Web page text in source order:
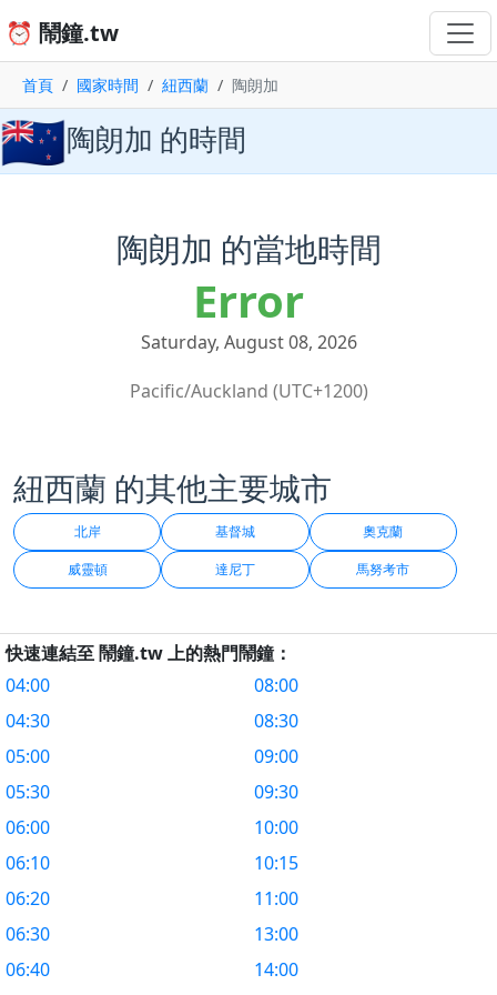
⏰ 鬧鐘.tw
首頁 國家時間 紐西蘭 陶朗加
🇳🇿陶朗加 的時間
陶朗加 的當地時間
Error
Saturday, August 08, 2026
Pacific/Auckland (UTC+1200)
紐西蘭 的其他主要城市
北岸 基督城 奧克蘭
威靈頓 達尼丁 馬努考市
快速連結至 鬧鐘.tw 上的熱門鬧鐘：
04:00
04:30
05:00
05:30
06:00
06:10
06:20
06:30
06:40
08:00
08:30
09:00
09:30
10:00
10:15
11:00
13:00
14:00